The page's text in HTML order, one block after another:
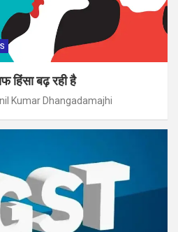
हिंसा बढ़ रही है
Kumar Dhangadamajhi